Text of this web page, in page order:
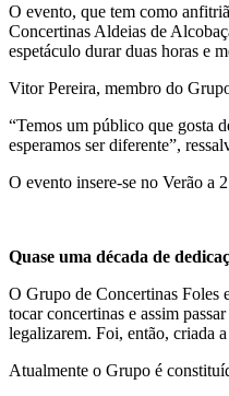
O evento, que tem como
Concertinas Aldeias de
espetáculo durar duas horas e
Vitor Pereira, membro do
“Temos um público que gosta
esperamos ser diferente”,
O evento insere-se no Verão a
Quase uma década de
O Grupo de Concertinas Foles
tocar concertinas e assim
legalizarem. Foi, então, criada
Atualmente o Grupo é